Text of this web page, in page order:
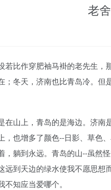
老
若比作穿肥袖马褂的老先生
；冬天，济南也比青岛冷。
山上，青岛的是海边。济
，也增多了颜色--日影、草色
躺到永远。青岛的山--虽然
到天边的绿水使我不愿思
知应当爱哪个。